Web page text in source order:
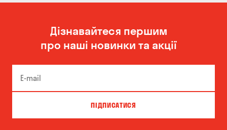
Дізнавайтеся першим
про наші новинки та акції
ПІДПИСАТИСЯ